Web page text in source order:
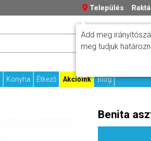
Település
Fizetési
Konyha Étkező Akcióink Blog
Benita
Add meg
meg tudjuk